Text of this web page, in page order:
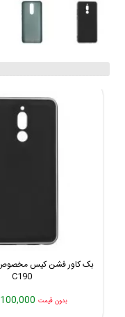
C190
بدون قیمت 100,000 تومان